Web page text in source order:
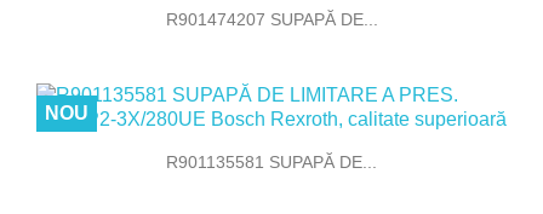
R901474207 SUPAPĂ DE...
R901135581 SUPAPĂ DE...
NOU